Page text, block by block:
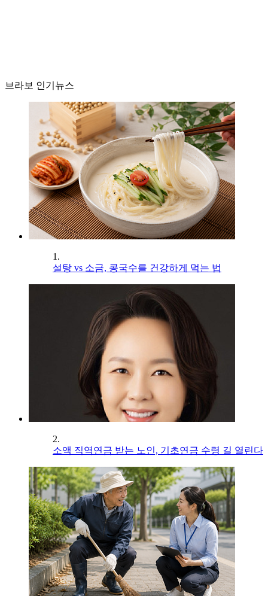
브라보 인기뉴스
1.
설탕 vs 소금, 콩국수를 건강하게 먹는 법
2.
소액 직역연금 받는 노인, 기초연금 수령 길 열린다